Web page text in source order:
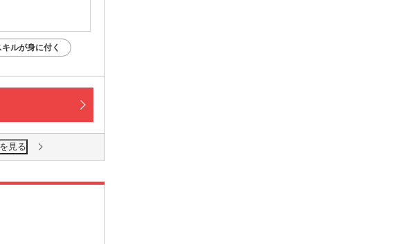
キルが身に付く
見る